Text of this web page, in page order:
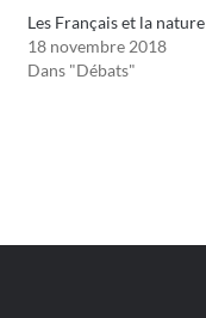
Les Français et la nature
18 novembre 2018
Dans "Débats"